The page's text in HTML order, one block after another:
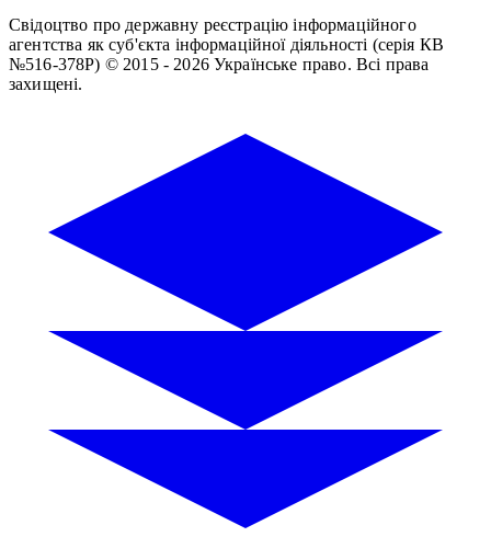
Свідоцтво про державну реєстрацію інформаційного
агентства як суб'єкта інформаційної діяльності (серія КВ
№516-378Р) © 2015 - 2026 Українське право. Всі права
захищені.